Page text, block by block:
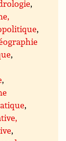
,
,
,
,
,
,